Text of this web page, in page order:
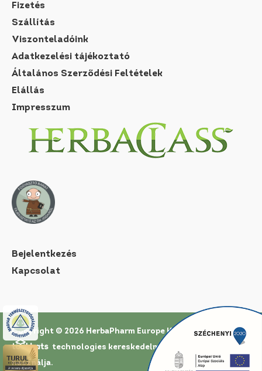
Fizetés
Szállítás
Viszonteladóink
Adatkezelési tájékoztató
Általános Szerződési Feltételek
Elállás
Impresszum
Bejelentkezés
Kapcsolat
Copyright © 2026 HerbaPharm Europe Kft. | Az oldal a
technologies kereskedelmi rendszerét
használja.